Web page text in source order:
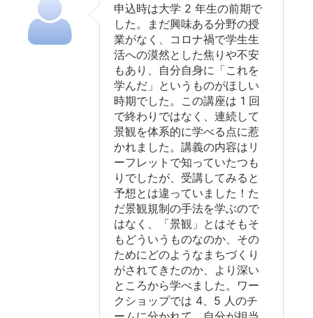
申込時は大学 2 年生の前期で
した。まだ興味ある分野の授
業がなく、コロナ禍で学生生
活への漠然とした焦りや不安
もあり、自分自身に「これを
学んだ」というものがほしい
時期でした。この講座は 1 回
で終わりではなく、連続して
景観を体系的に学べる点に惹
かれました。講義の内容はリ
ーフレットで知っていたつも
りでしたが、受講してみると
予想とは違っていました！た
だ景観規制の手法を学ぶので
はなく、「景観」とはそもそ
もどういうものなのか、その
ためにどのようなまちづくり
がされてきたのか、より深い
ところから学べました。ワー
クショップでは 4、5 人のチ